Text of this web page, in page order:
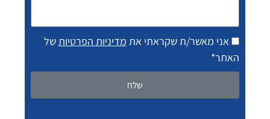
מילים
אני מאשר/ת שקראתי את מדיניות הפרטיותשל
האתר*
שלח